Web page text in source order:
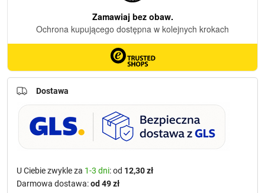
Dostawa
U Ciebie zwykle za 1-3 dni: od 12,30 zł
Darmowa dostawa:od 49 zł